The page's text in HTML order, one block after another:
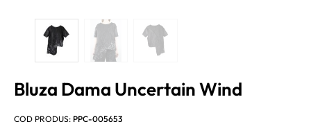
Bluza Dama Uncertain Wind
COD PRODUS: PPC-005653